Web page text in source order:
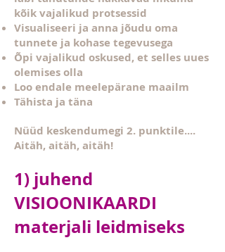
kõik vajalikud protsessid
Visualiseeri ja anna jõudu oma
tunnete ja kohase tegevusega
Õpi vajalikud oskused, et selles uues
olemises olla
Loo endale meelepärane maailm
Tähista ja täna
Nüüd keskendumegi 2. punktile....
Aitäh, aitäh, aitäh!
1) juhend
VISIOONIKAARDI
materjali leidmiseks